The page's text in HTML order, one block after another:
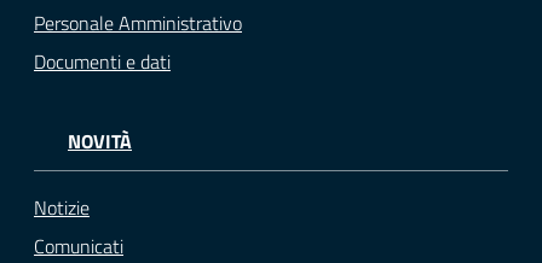
Personale Amministrativo
Documenti e dati
NOVITÀ
Notizie
Comunicati